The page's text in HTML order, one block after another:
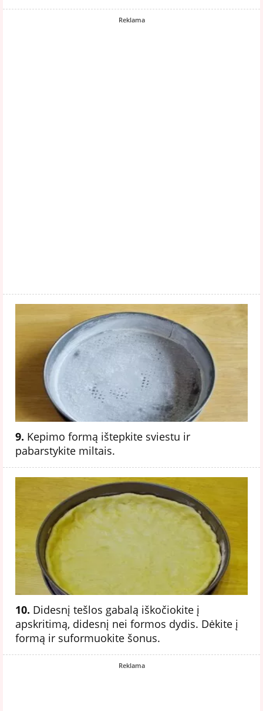
Reklama
9. Kepimo formą ištepkite sviestu ir
pabarstykite miltais.
10. Didesnį tešlos gabalą iškočiokite į
apskritimą, didesnį nei formos dydis. Dėkite į
formą ir suformuokite šonus.
Reklama